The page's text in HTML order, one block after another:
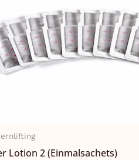
Lotion 2 (Einmalsachets)